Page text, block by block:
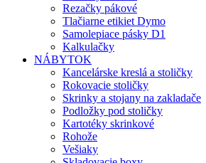
Rezačky pákové
Tlačiarne etikiet Dymo
Samolepiace pásky D1
Kalkulačky
NÁBYTOK
Kancelárske kreslá a stoličky
Rokovacie stoličky
Skrinky a stojany na zakladače
Podložky pod stoličky
Kartotéky skrinkové
Rohože
Vešiaky